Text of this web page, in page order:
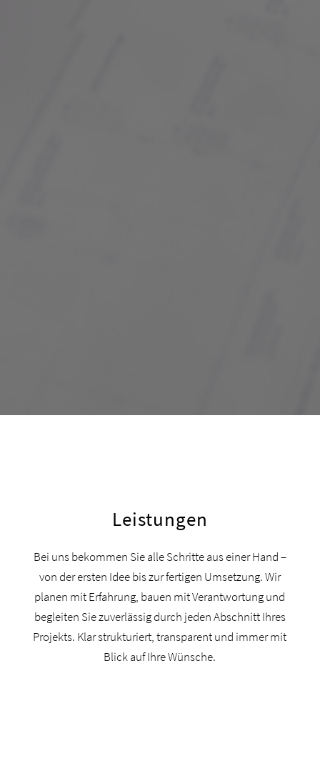
Leistungen
Bei uns bekommen Sie alle Schritte aus einer Hand –
von der ersten Idee bis zur fertigen Umsetzung. Wir
planen mit Erfahrung, bauen mit Verantwortung und
begleiten Sie zuverlässig durch jeden Abschnitt Ihres
Projekts. Klar strukturiert, transparent und immer mit
Blick auf Ihre Wünsche.